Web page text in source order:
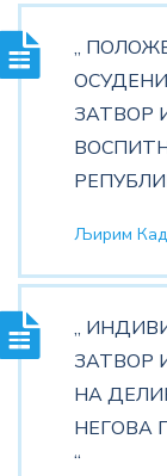
„
ЗАТВОР
Љирим
„
ЗАТВОР
НА
НЕГОВА
“